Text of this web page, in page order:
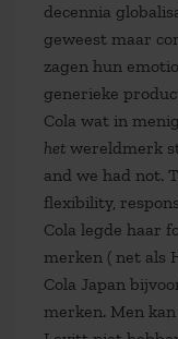
decennia
geweest maar
zagen hun
generieke
Cola wat in
het wereldmerk
and we had not.
flexibility,
Cola legde haar
merken ( net als
Cola Japan
merken. Men